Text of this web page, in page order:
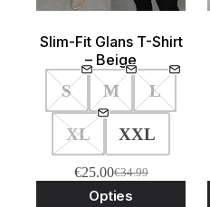
Slim-Fit Glans T-Shirt
– Beige
S M L
XL XXL
€34.99
Oorspronkelijke
prijs
€25.00Huidige
prijs
Opties